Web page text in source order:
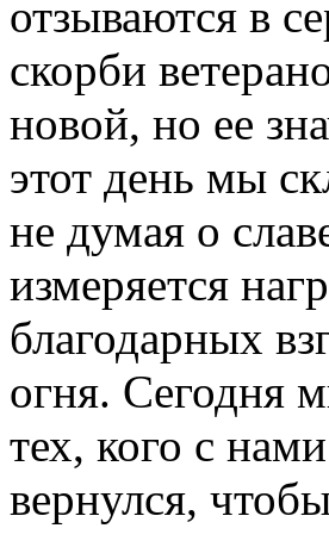
отзываются в
скорби
новой, но ее
этот день мы
не думая о
измеряется
благодарных
огня. Сегодня
тех, кого с
вернулся,